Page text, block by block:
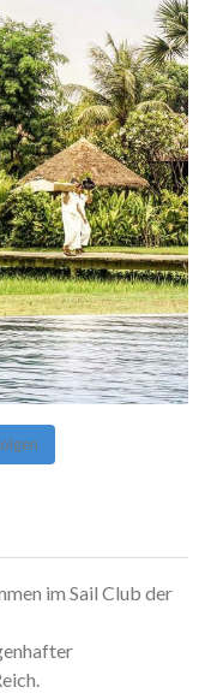
im Sail Club der